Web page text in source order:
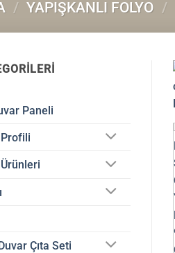
/ YAPIŞKANLI FOLYO /
Paneli
Çıta Seti